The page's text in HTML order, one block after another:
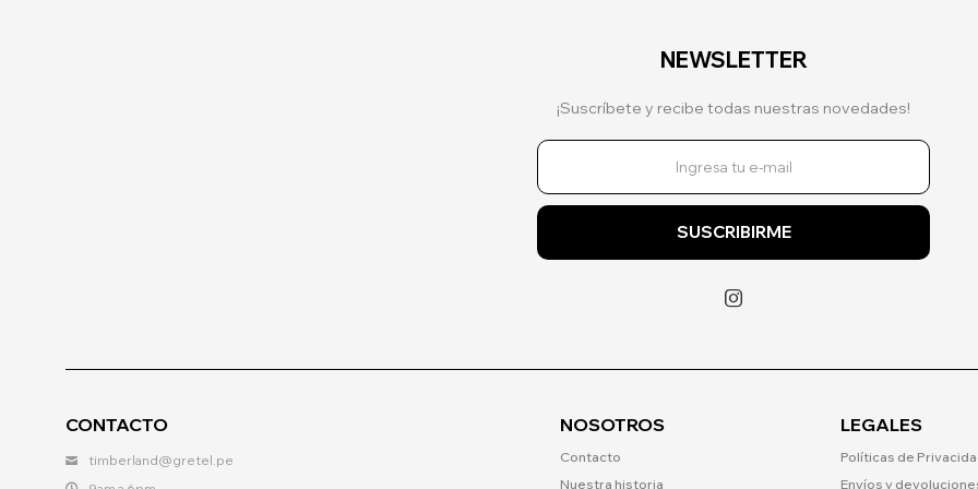
CONTACTO
timberland@gretel.pe
NOSOTROS
Contacto
Nuestra historia
LEGALES
Políticas de
Envíos y
NEWSLETTER
¡Suscríbete y recibe todas nuestras novedades!
SUSCRIBIRME
